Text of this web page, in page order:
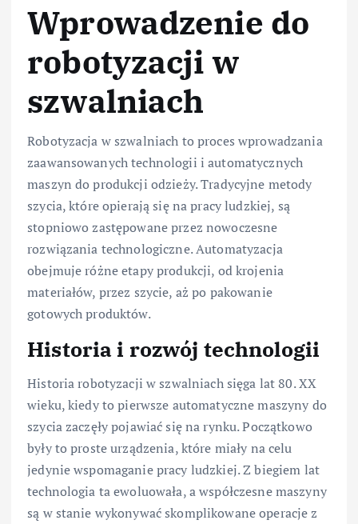
Wprowadzenie do
robotyzacji w
szwalniach
Robotyzacja w szwalniach to proces wprowadzania
zaawansowanych technologii i automatycznych
maszyn do produkcji odzieży. Tradycyjne metody
szycia, które opierają się na pracy ludzkiej, są
stopniowo zastępowane przez nowoczesne
rozwiązania technologiczne. Automatyzacja
obejmuje różne etapy produkcji, od krojenia
materiałów, przez szycie, aż po pakowanie
gotowych produktów.
Historia i rozwój technologii
Historia robotyzacji w szwalniach sięga lat 80. XX
wieku, kiedy to pierwsze automatyczne maszyny do
szycia zaczęły pojawiać się na rynku. Początkowo
były to proste urządzenia, które miały na celu
jedynie wspomaganie pracy ludzkiej. Z biegiem lat
technologia ta ewoluowała, a współczesne maszyny
są w stanie wykonywać skomplikowane operacje z